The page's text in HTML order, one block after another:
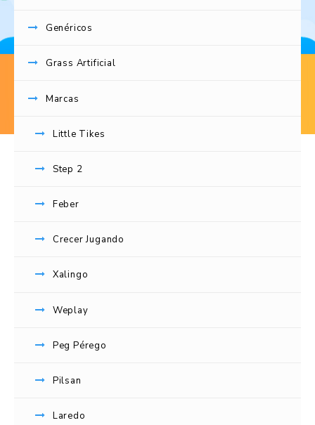
Genéricos
Grass Artificial
Marcas
Little Tikes
Step 2
Feber
Crecer Jugando
Xalingo
Weplay
Peg Pérego
Pilsan
Laredo
Copyright © 2026 Crecer Jugando. Developed by